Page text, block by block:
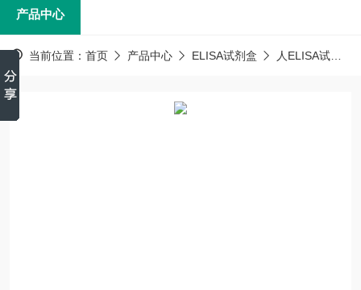
产品中心
当前位置： 首页 产品中心 ELISA试剂盒 人ELISA试剂盒